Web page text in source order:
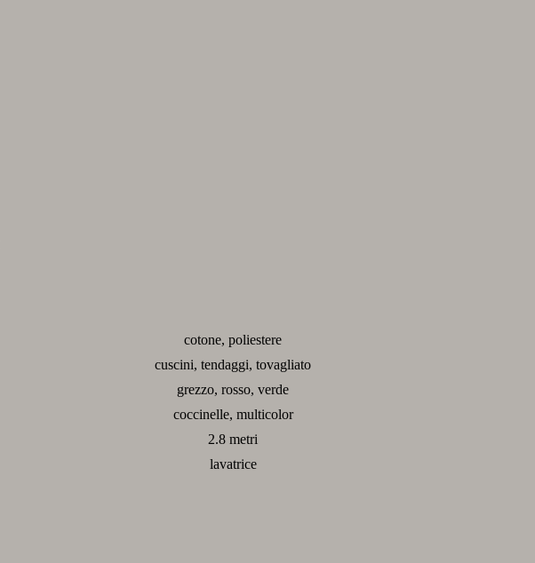
cotone, poliestere
cuscini, tendaggi, tovagliato
grezzo, rosso, verde
coccinelle, multicolor
2.8 metri
lavatrice